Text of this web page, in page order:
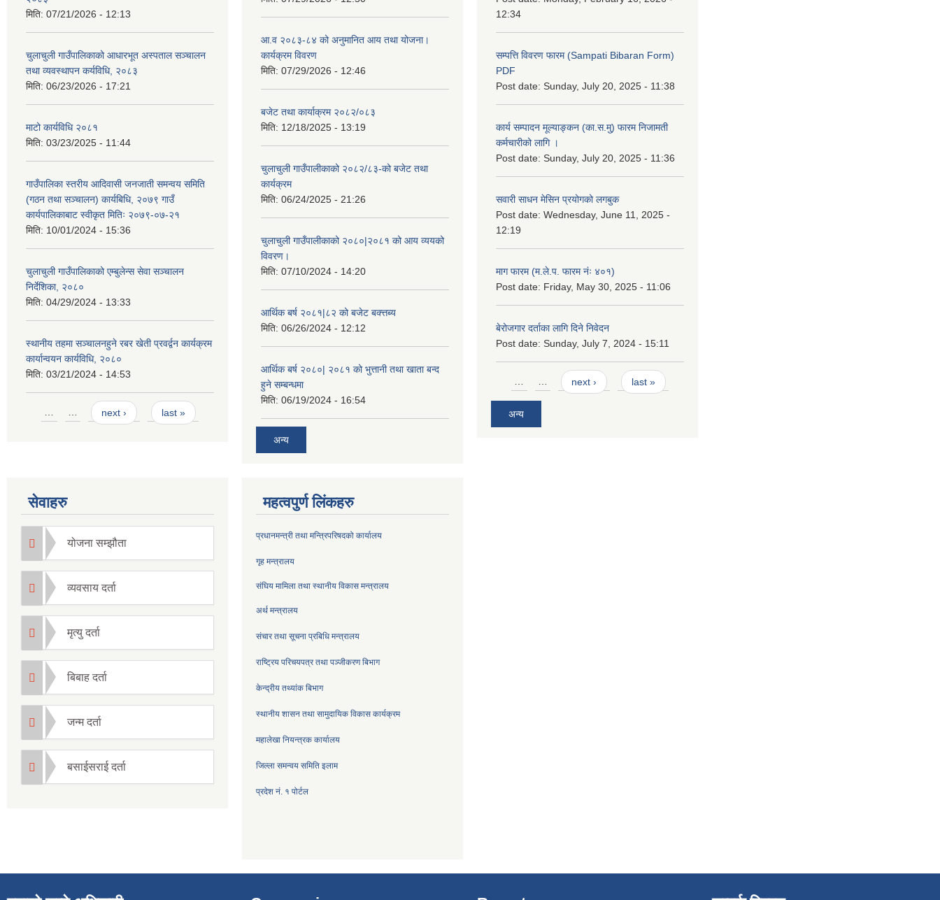
मिति: 07/21/2026 - 12:13
चुलाचुली गाउँपालिकाको आधारभूत अस्पताल सञ्चालन
तथा व्यवस्थापन कर्यविधि, २०८३
मिति: 06/23/2026 - 17:21
माटो कार्यविधि २०८१
मिति: 03/23/2025 - 11:44
गाउँपालिका स्तरीय आदिवासी जनजाती समन्वय समिति
(गठन तथा सञ्चालन) कार्यबिधि, २०७९ गाउँ
कार्यपालिकाबाट स्वीकृत मितिः २०७९-०७-२१
मिति: 10/01/2024 - 15:36
चुलाचुली गाउँपालिकाको एम्बुलेन्स सेवा सञ्चालन
निर्देशिका, २०८०
मिति: 04/29/2024 - 13:33
स्थानीय तहमा सञ्चालनहुने रबर खेती प्रवर्द्वन कार्यक्रम
कार्यान्वयन कार्यविधि, २०८०
मिति: 03/21/2024 - 14:53
Pages
… … next › last »
आ.व २०८३-८४ को अनुमानित आय तथा योजना।
कार्यक्रम विवरण
मिति: 07/29/2026 - 12:46
बजेट तथा कार्याक्रम २०८२/०८३
मिति: 12/18/2025 - 13:19
चुलाचुली गाउँपालीकाको २०८२/८३-को बजेट तथा
कार्यक्रम
मिति: 06/24/2025 - 21:26
चुलाचुली गाउँपालीकाको २०८०|२०८१ को आय व्ययको
विवरण।
मिति: 07/10/2024 - 14:20
आर्थिक बर्ष २०८१|८२ को बजेट बक्त्तब्य
मिति: 06/26/2024 - 12:12
आर्थिक बर्ष २०८०| २०८१ को भुत्तानी तथा खाता बन्द
हुने सम्बन्धमा
मिति: 06/19/2024 - 16:54
अन्य
12:34
सम्पत्ति विवरण फारम (Sampati Bibaran Form)
PDF
Post date: Sunday, July 20, 2025 - 11:38
कार्य सम्पादन मूल्याङ्कन (का.स.मु) फारम निजामती
कर्मचारीको लागि ।
Post date: Sunday, July 20, 2025 - 11:36
सवारी साधन मेसिन प्रयोगको लगबुक
Post date: Wednesday, June 11, 2025 -
12:19
माग फारम (म.ले.प. फारम नंः ४०१)
Post date: Friday, May 30, 2025 - 11:06
बेरोजगार दर्ताका लागि दिने निवेदन
Post date: Sunday, July 7, 2024 - 15:11
Pages
… … next › last »
अन्य
सेवाहरु
योजना सम्झौता
व्यवसाय दर्ता
मृत्यु दर्ता
बिबाह दर्ता
जन्म दर्ता
बसाईसराई दर्ता
महत्वपुर्ण लिंकहरु
प्रधानमन्त्री तथा मन्त्रिपरिषदको कार्यालय
गृह मन्त्रालय
संघिय मामिला तथा स्थानीय विकास मन्त्रालय
अर्थ मन्त्रालय
संचार तथा सूचना प्रबिधि मन्त्रालय
राष्ट्रिय परिचयपत्र तथा पञ्जीकरण बिभाग
केन्द्रीय तथ्यांक बिभाग
स्थानीय शासन तथा सामुदायिक विकास कार्यक्रम
महालेखा नियन्त्रक कार्यालय
जिल्ला समन्वय समिति इलाम
प्रदेश नं. १ पोर्टल